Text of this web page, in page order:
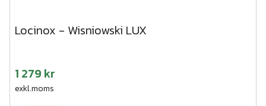
Locinox - Wisniowski LUX
1 279 kr
exkl.moms